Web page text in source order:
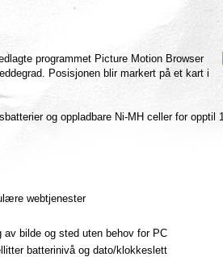
programmet Picture Motion Browser
Posisjonen blir markert på et kart i
og oppladbare Ni-MH celler for opptil
webtjenester
bilde og sted uten behov for PC
batterinivå og dato/klokkeslett